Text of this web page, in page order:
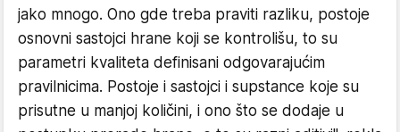
jako mnogo. Ono gde treba praviti razliku, postoje
osnovni sastojci hrane koji se kontrolišu, to su
parametri kvaliteta definisani odgovarajućim
pravilnicima. Postoje i sastojci i supstance koje su
prisutne u manjoj količini, i ono što se dodaje u